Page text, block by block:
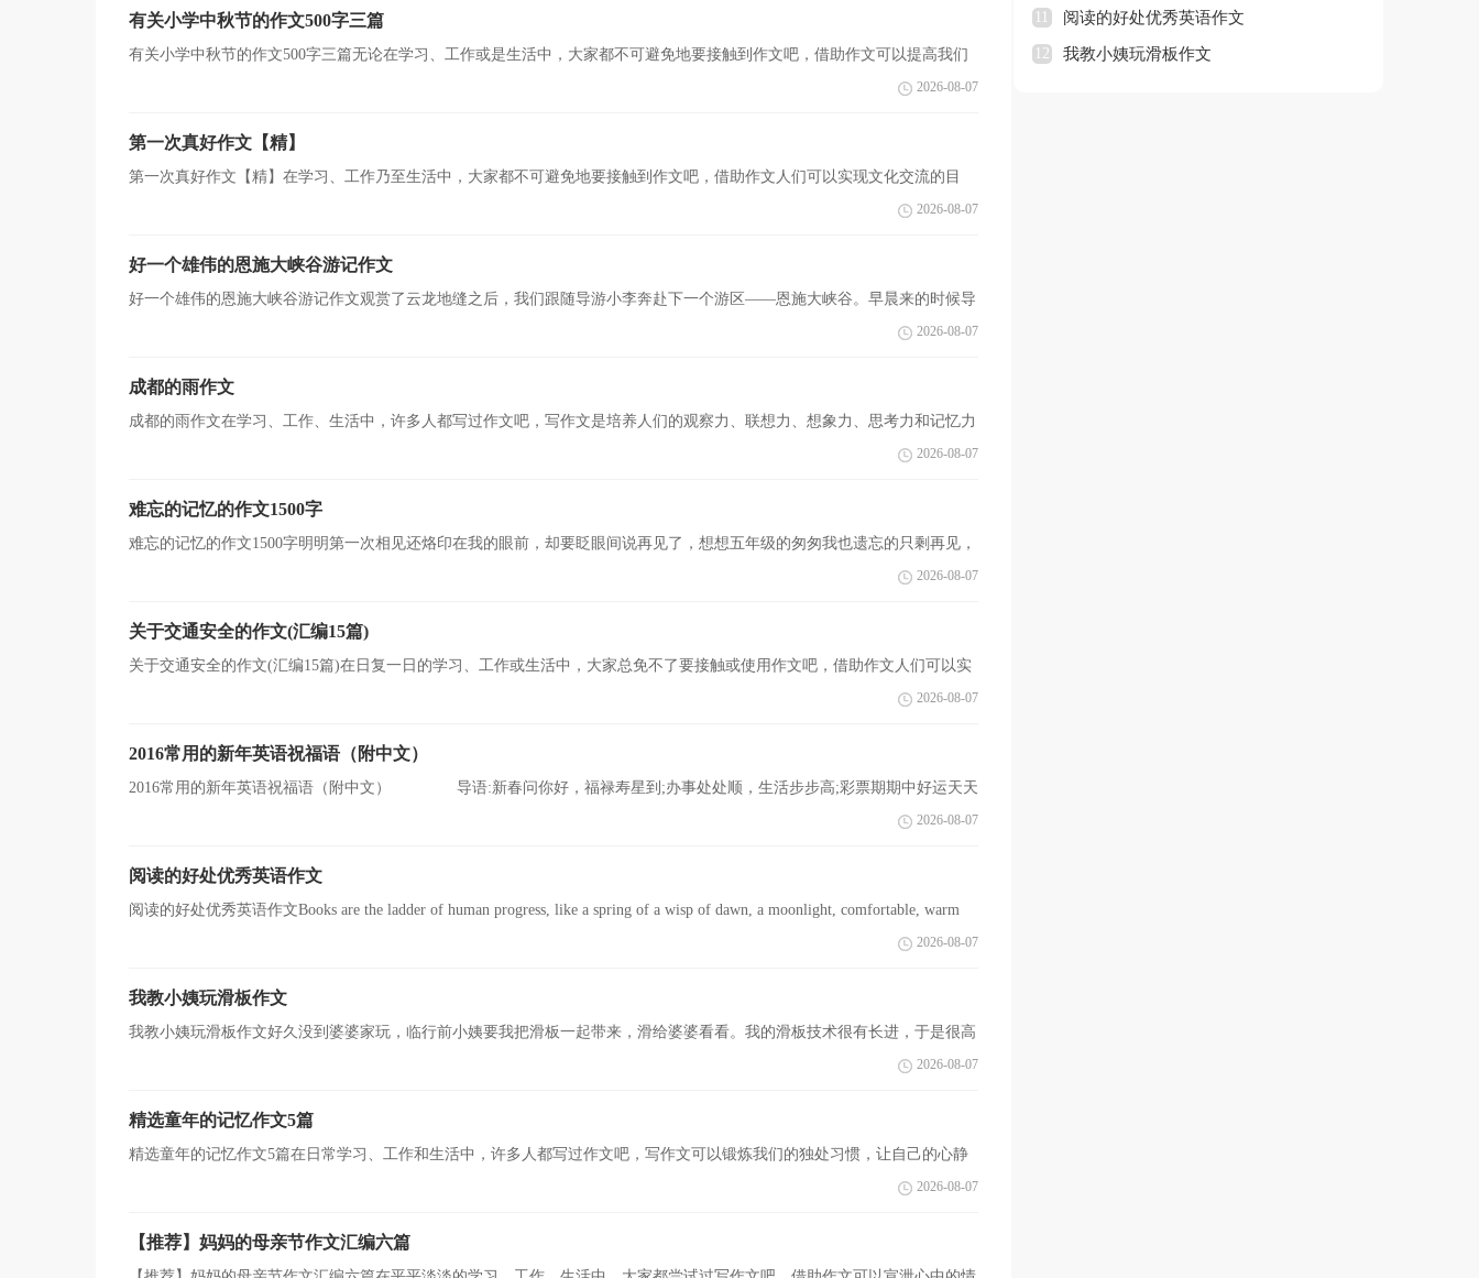
有关小学中秋节的作文500字三篇
有关小学中秋节的作文500字三篇无论在学习、工作或是生活中，大家都不可避免地要接触到作文吧，借助作文可以提高我们
2026-08-07
第一次真好作文【精】
第一次真好作文【精】在学习、工作乃至生活中，大家都不可避免地要接触到作文吧，借助作文人们可以实现文化交流的目
2026-08-07
好一个雄伟的恩施大峡谷游记作文
好一个雄伟的恩施大峡谷游记作文观赏了云龙地缝之后，我们跟随导游小李奔赴下一个游区——恩施大峡谷。早晨来的时候导
2026-08-07
成都的雨作文
成都的雨作文在学习、工作、生活中，许多人都写过作文吧，写作文是培养人们的观察力、联想力、想象力、思考力和记忆力
2026-08-07
难忘的记忆的作文1500字
难忘的记忆的作文1500字明明第一次相见还烙印在我的眼前，却要眨眼间说再见了，想想五年级的匆匆我也遗忘的只剩再见，
2026-08-07
关于交通安全的作文(汇编15篇)
关于交通安全的作文(汇编15篇)在日复一日的学习、工作或生活中，大家总免不了要接触或使用作文吧，借助作文人们可以实
2026-08-07
2016常用的新年英语祝福语（附中文）
2016常用的新年英语祝福语（附中文） 导语:新春问你好，福禄寿星到;办事处处顺，生活步步高;彩票期期中好运天天
2026-08-07
阅读的好处优秀英语作文
阅读的好处优秀英语作文Books are the ladder of human progress, like a spring of a wisp of dawn, a moonlight, comfortable, warm
2026-08-07
我教小姨玩滑板作文
我教小姨玩滑板作文好久没到婆婆家玩，临行前小姨要我把滑板一起带来，滑给婆婆看看。我的滑板技术很有长进，于是很高
2026-08-07
精选童年的记忆作文5篇
精选童年的记忆作文5篇在日常学习、工作和生活中，许多人都写过作文吧，写作文可以锻炼我们的独处习惯，让自己的心静
2026-08-07
【推荐】妈妈的母亲节作文汇编六篇
阅读的好处优秀英语作文
12 我教小姨玩滑板作文